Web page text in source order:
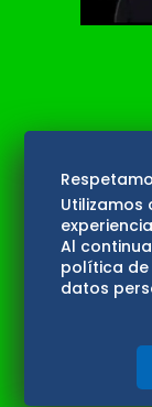
Utilizamos
Al
política de
datos